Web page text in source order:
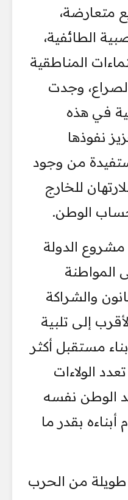
متعارضة،
الطائفية،
المناطقية
وجدت
في هذه
نفوذها
من وجود
للخارج
حساب الوطن.
مشروع الدولة
المواطنة
والشراكة
إلى تلبية
مستقبل أكثر
الولاءات
الوطن نفسه
بقدر ما
طويلة من الحرب